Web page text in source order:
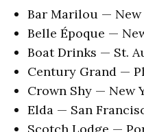
Bar Marilou — New
Belle Époque —
Boat Drinks — St.
Century Grand —
Crown Shy — New
Elda — San